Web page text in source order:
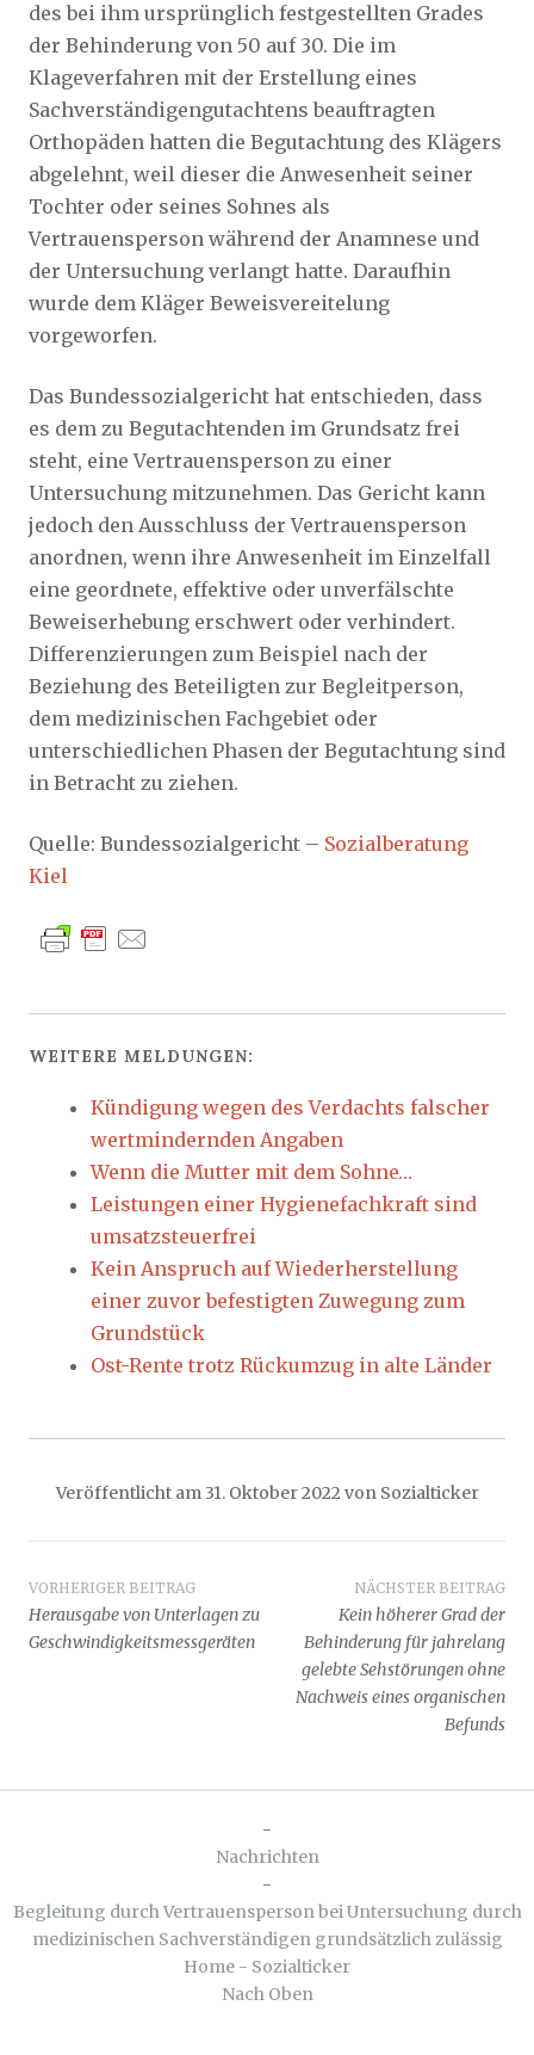
des bei ihm ursprünglich festgestellten Grades
der Behinderung von 50 auf 30. Die im
Klageverfahren mit der Erstellung eines
Sachverständigengutachtens beauftragten
Orthopäden hatten die Begutachtung des Klägers
abgelehnt, weil dieser die Anwesenheit seiner
Tochter oder seines Sohnes als
Vertrauensperson während der Anamnese und
der Untersuchung verlangt hatte. Daraufhin
wurde dem Kläger Beweisvereitelung
vorgeworfen.
Das Bundessozialgericht hat entschieden, dass
es dem zu Begutachtenden im Grundsatz frei
steht, eine Vertrauensperson zu einer
Untersuchung mitzunehmen. Das Gericht kann
jedoch den Ausschluss der Vertrauensperson
anordnen, wenn ihre Anwesenheit im Einzelfall
eine geordnete, effektive oder unverfälschte
Beweiserhebung erschwert oder verhindert.
Differenzierungen zum Beispiel nach der
Beziehung des Beteiligten zur Begleitperson,
dem medizinischen Fachgebiet oder
unterschiedlichen Phasen der Begutachtung sind
in Betracht zu ziehen.
Quelle: Bundessozialgericht – Sozialberatung
Kiel
WEITERE MELDUNGEN:
Kündigung wegen des Verdachts falscher
wertmindernden Angaben
Wenn die Mutter mit dem Sohne…
Leistungen einer Hygienefachkraft sind
umsatzsteuerfrei
Kein Anspruch auf Wiederherstellung
einer zuvor befestigten Zuwegung zum
Grundstück
Ost-Rente trotz Rückumzug in alte Länder
Veröffentlicht am31. Oktober 2022 von Sozialticker
Beitragsnavigation
VORHERIGER BEITRAG
Herausgabe von Unterlagen zu
Geschwindigkeitsmessgeräten
NÄCHSTER BEITRAG
Kein höherer Grad der
Behinderung für jahrelang
gelebte Sehstörungen ohne
Nachweis eines organischen
Befunds
-
Nachrichten
-
Begleitung durch Vertrauensperson bei Untersuchung durch
medizinischen Sachverständigen grundsätzlich zulässig
Home - Sozialticker
Nach Oben